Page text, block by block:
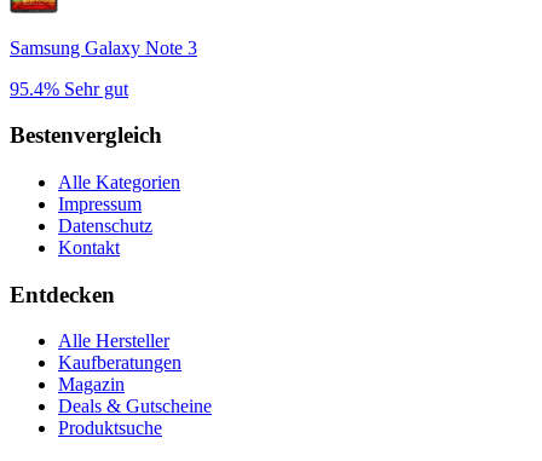
Samsung Galaxy Note 3
95.4% Sehr gut
Bestenvergleich
Alle Kategorien
Impressum
Datenschutz
Kontakt
Entdecken
Alle Hersteller
Kaufberatungen
Magazin
Deals & Gutscheine
Produktsuche